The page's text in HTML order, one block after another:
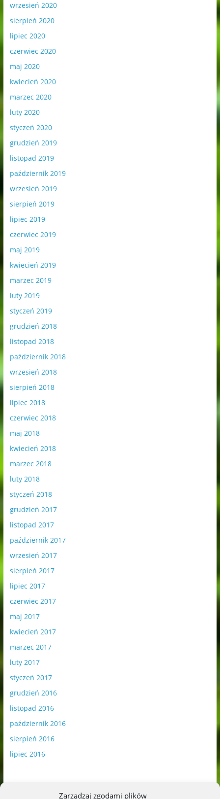
Zarządzaj zgodami plików
wrzesień 2020
sierpień 2020
lipiec 2020
czerwiec 2020
maj 2020
kwiecień 2020
marzec 2020
luty 2020
styczeń 2020
grudzień 2019
listopad 2019
październik 2019
wrzesień 2019
sierpień 2019
lipiec 2019
czerwiec 2019
maj 2019
kwiecień 2019
marzec 2019
luty 2019
styczeń 2019
grudzień 2018
listopad 2018
październik 2018
wrzesień 2018
sierpień 2018
lipiec 2018
czerwiec 2018
maj 2018
kwiecień 2018
marzec 2018
luty 2018
styczeń 2018
grudzień 2017
listopad 2017
październik 2017
wrzesień 2017
sierpień 2017
lipiec 2017
czerwiec 2017
maj 2017
kwiecień 2017
marzec 2017
luty 2017
styczeń 2017
grudzień 2016
listopad 2016
październik 2016
sierpień 2016
lipiec 2016